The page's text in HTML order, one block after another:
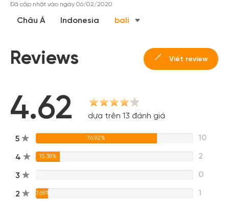
Đã cập nhật vào ngày 06/02/2020
Châu Á Indonesia bali
Reviews Viết review
4.62 dựa trên 13 đánh giá
5 76.92% 10
4 15.38% 2
3 0
2 7.69% 1